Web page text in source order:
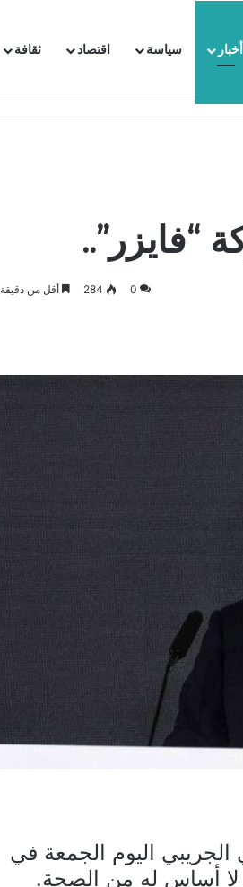
أخبار سياسة اقتصاد ثقافة
وتبلغها احتجاجا شديد اللهجة !!
“فايزر”..
0
284 أقل من دقيقة
الجريبي اليوم الجمعة في
لا أساس له من الصحة.